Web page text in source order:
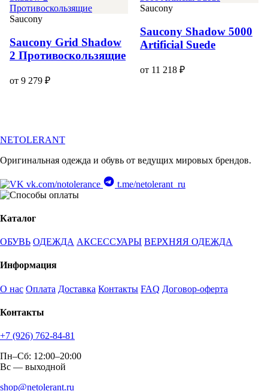
Saucony
Saucony Grid Shadow
2 Противоскользящие
от 9 279 ₽
Saucony
Saucony Shadow 5000
Artificial Suede
от 11 218 ₽
NETOLERANT
Оригинальная одежда и обувь от ведущих мировых брендов.
vk.com/notolerance t.me/netolerant_ru
Каталог
ОБУВЬ ОДЕЖДА АКСЕССУАРЫ ВЕРХНЯЯ ОДЕЖДА
Информация
О нас Оплата Доставка Контакты FAQ Договор-оферта
Контакты
+7 (926) 762-84-81
Пн–Сб: 12:00–20:00
Вс — выходной
shop@netolerant.ru